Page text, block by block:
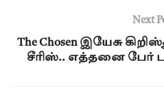
Next
The Chosen இயேசு
சீரிஸ்.. எத்தனை பேர்